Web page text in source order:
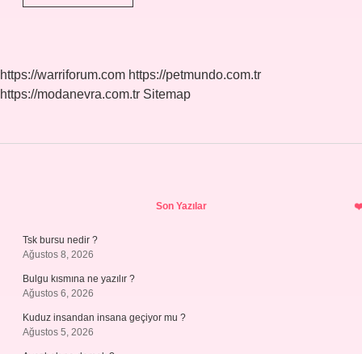
Anlami
https://warriforum.com https://petmundo.com.tr
https://modanevra.com.tr Sitemap
Son Yazılar
Tsk bursu nedir ?
Ağustos 8, 2026
Bulgu kısmına ne yazılır ?
Ağustos 6, 2026
Kuduz insandan insana geçiyor mu ?
Ağustos 5, 2026